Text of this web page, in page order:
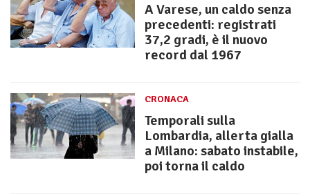
A Varese, un caldo senza
precedenti: registrati
37,2 gradi, è il nuovo
record dal 1967
CRONACA
Temporali sulla
Lombardia, allerta gialla
a Milano: sabato instabile,
poi torna il caldo